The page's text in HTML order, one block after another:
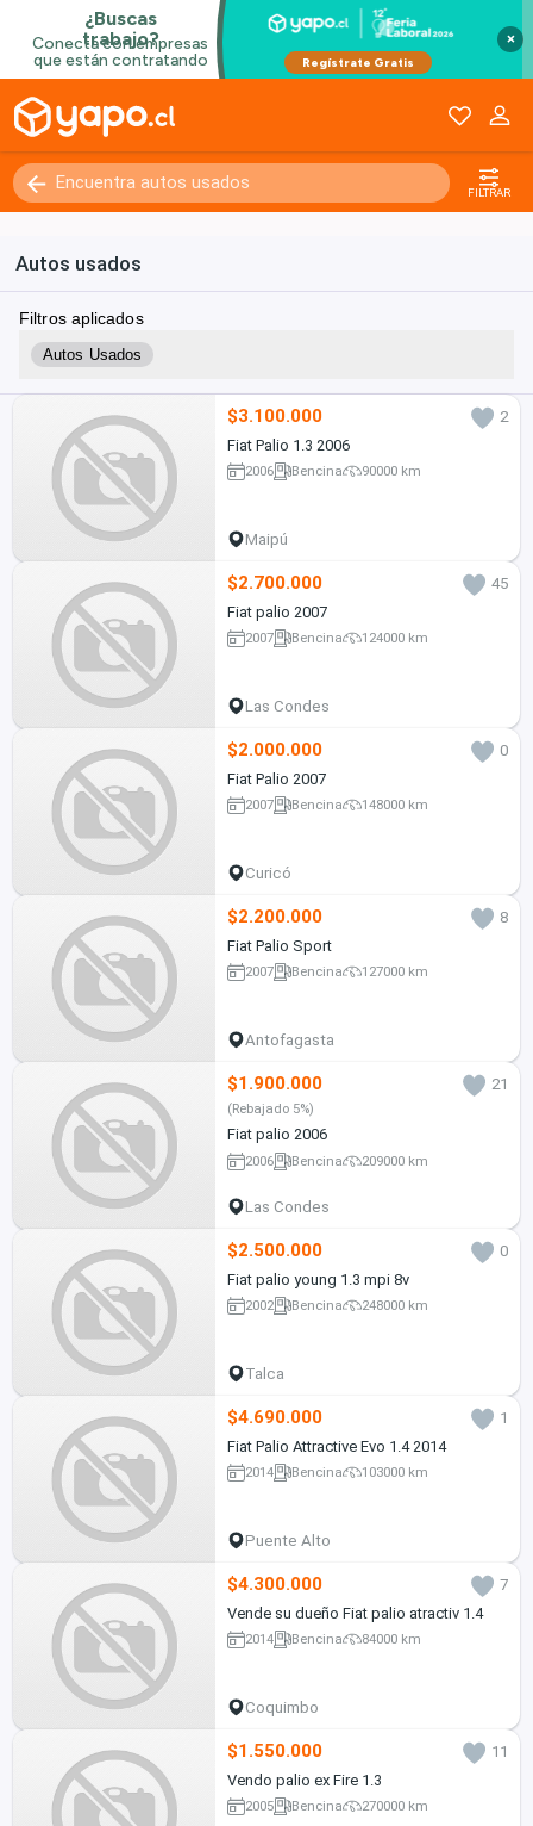
×
FILTRAR
Autos usados
Filtros aplicados
Autos Usados
$3.100.000
2
Fiat Palio 1.3 2006
2006 Bencina 90000 km
Maipú
$2.700.000
45
Fiat palio 2007
2007 Bencina 124000 km
Las Condes
$2.000.000
0
Fiat Palio 2007
2007 Bencina 148000 km
Curicó
$2.200.000
8
Fiat Palio Sport
2007 Bencina 127000 km
Antofagasta
$1.900.000 21
(Rebajado 5%)
Fiat palio 2006
2006 Bencina 209000 km
Las Condes
$2.500.000
0
Fiat palio young 1.3 mpi 8v
2002 Bencina 248000 km
Talca
$4.690.000
1
Fiat Palio Attractive Evo 1.4 2014
2014 Bencina 103000 km
Puente Alto
$4.300.000
7
Vende su dueño Fiat palio atractiv 1.4
2014 Bencina 84000 km
Coquimbo
$1.550.000
11
Vendo palio ex Fire 1.3
2005 Bencina 270000 km